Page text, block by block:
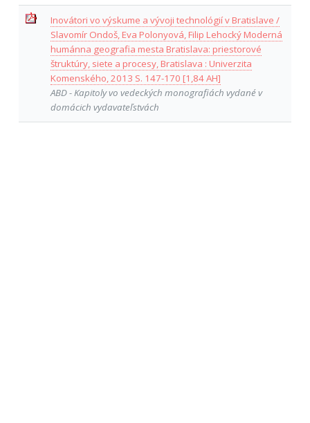
Inovátori vo výskume a vývoji technológií v Bratislave /
Slavomír Ondoš, Eva Polonyová, Filip Lehocký Moderná
humánna geografia mesta Bratislava: priestorové
štruktúry, siete a procesy, Bratislava : Univerzita
Komenského, 2013 S. 147-170 [1,84 AH]
ABD - Kapitoly vo vedeckých monografiách vydané v
domácich vydavateľstvách